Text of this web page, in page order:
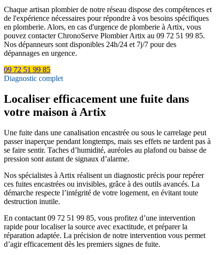
Chaque artisan plombier de notre réseau dispose des compétences et
de l'expérience nécessaires pour répondre à vos besoins spécifiques
en plomberie. Alors, en cas d'urgence de plomberie à Artix, vous
pouvez contacter ChronoServe Plombier Artix au 09 72 51 99 85.
Nos dépanneurs sont disponibles 24h/24 et 7j/7 pour des
dépannages en urgence.
09 72 51 99 85
Diagnostic complet
Localiser efficacement une fuite dans
votre maison à Artix
Une fuite dans une canalisation encastrée ou sous le carrelage peut
passer inaperçue pendant longtemps, mais ses effets ne tardent pas à
se faire sentir. Taches d’humidité, auréoles au plafond ou baisse de
pression sont autant de signaux d’alarme.
Nos spécialistes à Artix réalisent un diagnostic précis pour repérer
ces fuites encastrées ou invisibles, grâce à des outils avancés. La
démarche respecte l’intégrité de votre logement, en évitant toute
destruction inutile.
En contactant 09 72 51 99 85, vous profitez d’une intervention
rapide pour localiser la source avec exactitude, et préparer la
réparation adaptée. La précision de notre intervention vous permet
d’agir efficacement dès les premiers signes de fuite.